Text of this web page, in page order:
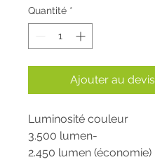
Quantité *
Ajouter au devis
Luminosité couleur
3.500 lumen-
2.450 lumen (économie)